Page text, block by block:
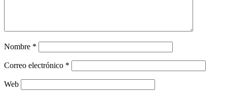
Nombre *
Correo electrónico *
Web